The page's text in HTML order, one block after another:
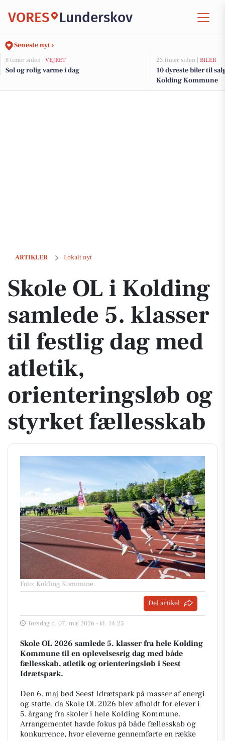
VORES Lunderskov
Seneste nyt ›
8 timer siden | VEJRET
Sol og rolig varme i dag
23 timer siden | BILER
10 dyreste biler til
Kolding Kommune
ARTIKLER Lokalt nyt
Skole OL i Kolding samlede 5. klasser til festlig dag med atletik,
Skole OL i Kolding
samlede 5. klasser
til festlig dag med
atletik,
orienteringsløb og
styrket fællesskab
Foto: Kolding Kommune.
Del artikel
Torsdag d. 07. maj 2026 - kl. 14:25
Skole OL 2026 samlede 5. klasser fra hele Kolding
Kommune til en oplevelsesrig dag med både
fællesskab, atletik og orienteringsløb i Seest
Idrætspark.
Den 6. maj bød Seest Idrætspark på masser af energi
og støtte, da Skole OL 2026 blev afholdt for elever i
5. årgang fra skoler i hele Kolding Kommune.
Arrangementet havde fokus på både fællesskab og
konkurrence, hvor eleverne gennemførte en række